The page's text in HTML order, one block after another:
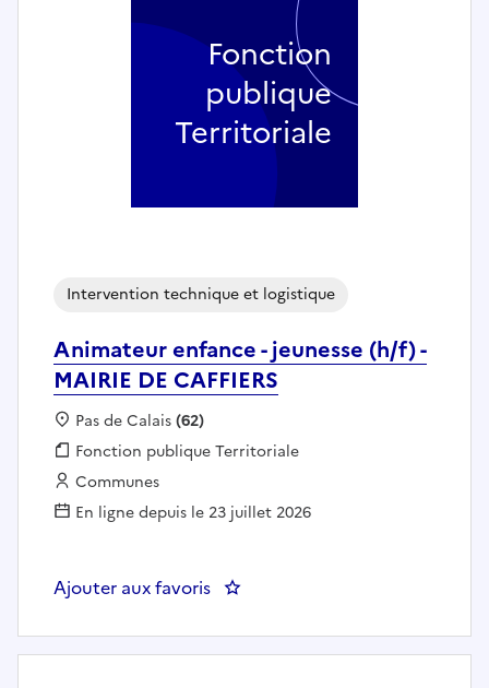
Animateur enfance - jeunesse (h/f) -
MAIRIE DE CAFFIERS
Intervention technique et logistique
Localisation :
Pas de Calais(62)
Fonction publique :
Fonction publique Territoriale
Employeur :
Communes
En ligne depuis le 23 juillet 2026
Ajouter aux favoris : Animateur enfance - jeunesse
Fonction
publique
Territoriale